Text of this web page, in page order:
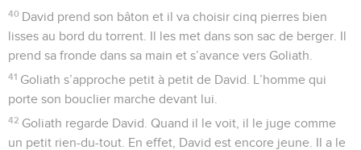
40 David prend son bâton et il va choisir cinq pierres bien
lisses au bord du torrent. Il les met dans son sac de berger. Il
prend sa fronde dans sa main et s’avance vers Goliath.
41 Goliath s’approche petit à petit de David. L’homme qui
porte son bouclier marche devant lui.
42 Goliath regarde David. Quand il le voit, il le juge comme
un petit rien-du-tout. En effet, David est encore jeune. Il a le